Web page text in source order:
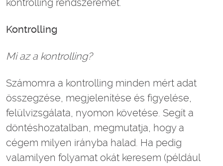
kontrolling rendszeremet.
Kontrolling
Mi az a kontrolling?
Számomra a kontrolling minden mért adat
összegzése, megjelenítése és figyelése,
felülvizsgálata, nyomon követése. Segít a
döntéshozatalban, megmutatja, hogy a
cégem milyen irányba halad. Ha pedig
valamilyen folyamat okát keresem (például